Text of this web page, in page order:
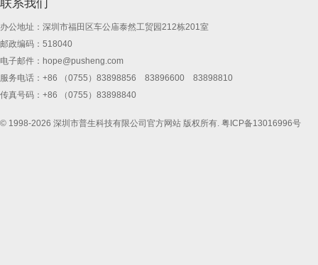
联系我们
办公地址：深圳市福田区车公庙泰然工贸园212栋201室
邮政编码：518040
电子邮件： hope@pusheng.com
服务电话：+86 （0755）83898856 83896600 83898810
传真号码：+86 （0755）83898840
© 1998-2026 深圳市普生科技有限公司官方网站 版权所有. 粤ICP备13016996号